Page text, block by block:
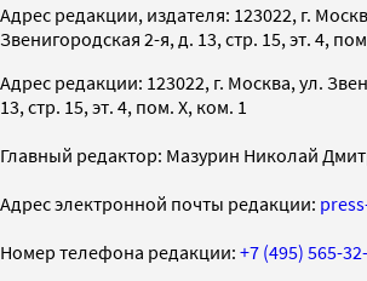
Адрес редакции, издателя: 123022, г.
Звенигородская 2-я, д. 13, стр. 15, эт. 4,
Адрес редакции: 123022, г. Москва, ул.
13, стр. 15, эт. 4, пом. X, ком. 1
Главный редактор: Мазурин Николай
Адрес электронной почты редакции:
Номер телефона редакции: +7 (495) 565-